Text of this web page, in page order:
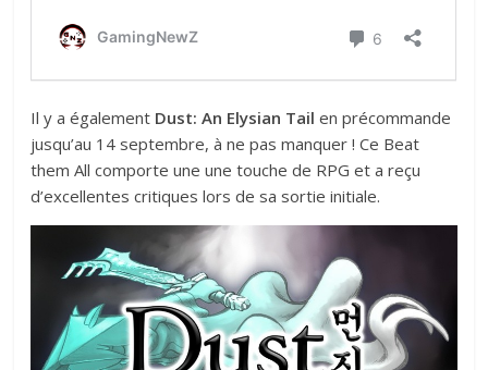
Il y a également Dust: An Elysian Tailen précommande
jusqu’au 14 septembre, à ne pas manquer ! Ce Beat
them All comporte une une touche de RPG et a reçu
d’excellentes critiques lors de sa sortie initiale.